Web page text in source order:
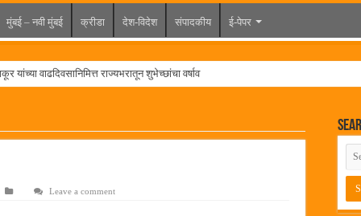
मुंबई – नवी मुंबई क्रीडा देश-विदेश संपादकीय ई-पेपर
वाढदिवसानिमित्त राज्यभरातून शुभेच्छांचा वर्षाव
जाहीर
लोकनेते रामशेठ ठाकूर यांच्या उद्घाटन
Leave a comment